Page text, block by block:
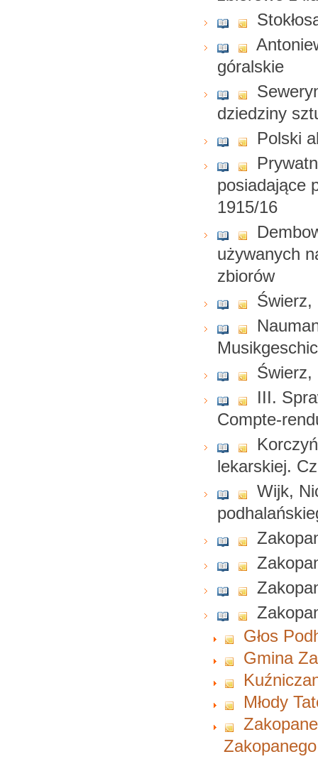
góralskie
dziedziny
Polski
posiadające
1915/16
używanych
zbiorów
Świerz,
Świerz,
III.
Compte-
lekarskiej.
Wijk,
Głos
Gmina
Młody
Zakopanego